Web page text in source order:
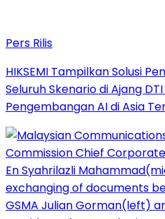
Pers Rilis
HIKSEMI Tampilkan Solusi
Seluruh Skenario di Ajang
Pengembangan AI di Asia